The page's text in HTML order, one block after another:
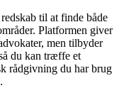
til at finde både
Platformen giver
men tilbyder
du kan træffe et
rådgivning du har brug